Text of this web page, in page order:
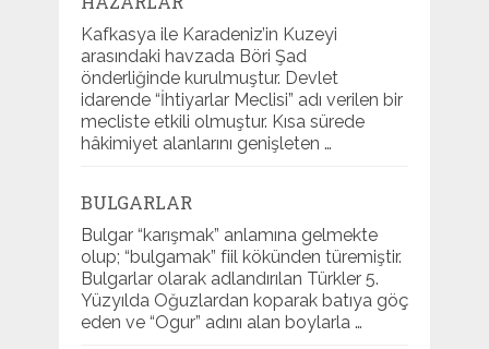
Kafkasya ile Karadeniz’in Kuzeyi
arasındaki havzada Böri Şad
önderliğinde kurulmuştur. Devlet
idarende “İhtiyarlar Meclisi” adı verilen bir
mecliste etkili olmuştur. Kısa sürede
hâkimiyet alanlarını genişleten …
BULGARLAR
Bulgar “karışmak” anlamına gelmekte
olup; “bulgamak” fiil kökünden türemiştir.
Bulgarlar olarak adlandırılan Türkler 5.
Yüzyılda Oğuzlardan koparak batıya göç
eden ve “Ogur” adını alan boylarla …